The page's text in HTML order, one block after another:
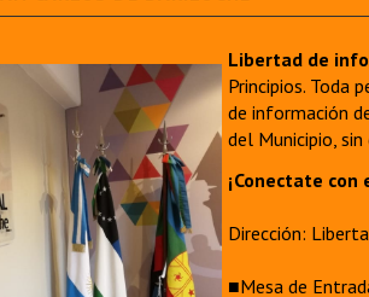
Libertad de
Principios. Toda
de información
del Municipio,
¡Conectate con
Dirección:
■Mesa de